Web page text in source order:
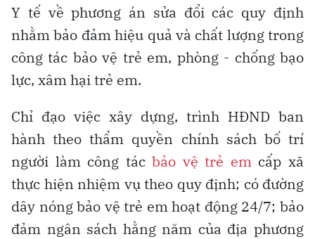
Y tế về phương án sửa đổi các quy định
nhằm bảo đảm hiệu quả và chất lượng trong
công tác bảo vệ trẻ em, phòng - chống bạo
lực, xâm hại trẻ em.
Chỉ đạo việc xây dựng, trình HĐND ban
hành theo thẩm quyền chính sách bố trí
người làm công tácbảo vệ trẻ emcấp xã
thực hiện nhiệm vụ theo quy định; có đường
dây nóng bảo vệ trẻ em hoạt động 24/7; bảo
đảm ngân sách hằng năm của địa phương